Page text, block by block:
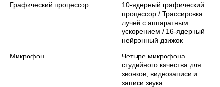
Графический процессор
10-ядерный графический
процессор / Трассировка
лучей с аппаратным
ускорением / 16-ядерный
нейронный движок
Микрофон
Четыре микрофона
студийного качества для
звонков, видеозаписи и
записи звука